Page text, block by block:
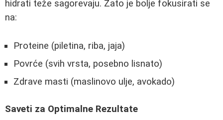
hidrati teže sagorevaju. Zato je bolje fokusirati se
na:
Proteine (piletina, riba, jaja)
Povrće (svih vrsta, posebno lisnato)
Zdrave masti (maslinovo ulje, avokado)
Saveti za Optimalne Rezultate